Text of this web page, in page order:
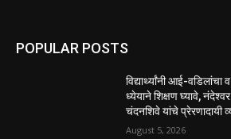
POPULAR POSTS
विद्यार्थ्यांनी आई-वडिलांचा
ध्येयाने शिक्षण घ्यावे,
चंदनशिवे यांचे प्रेरणादायी
August 5, 2026